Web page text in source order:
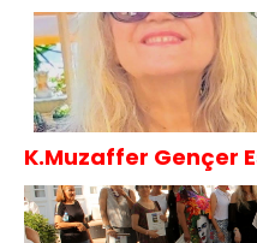
K.Muzaffer Gençer